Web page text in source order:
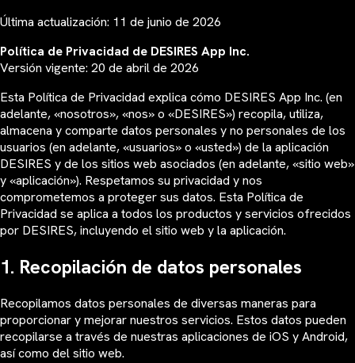
Última actualización: 11 de junio de 2026
Política de Privacidad de DESIRES App Inc.
Versión vigente: 20 de abril de 2026
Esta Política de Privacidad explica cómo DESIRES App Inc. (en
adelante, «nosotros», «nos» o «DESIRES») recopila, utiliza,
almacena y comparte datos personales y no personales de los
usuarios (en adelante, «usuarios» o «usted») de la aplicación
DESIRES y de los sitios web asociados (en adelante, «sitio web»
y «aplicación»). Respetamos su privacidad y nos
comprometemos a proteger sus datos. Esta Política de
Privacidad se aplica a todos los productos y servicios ofrecidos
por DESIRES, incluyendo el sitio web y la aplicación.
1. Recopilación de datos personales
Recopilamos datos personales de diversas maneras para
proporcionar y mejorar nuestros servicios. Estos datos pueden
recopilarse a través de nuestras aplicaciones de iOS y Android,
así como del sitio web.